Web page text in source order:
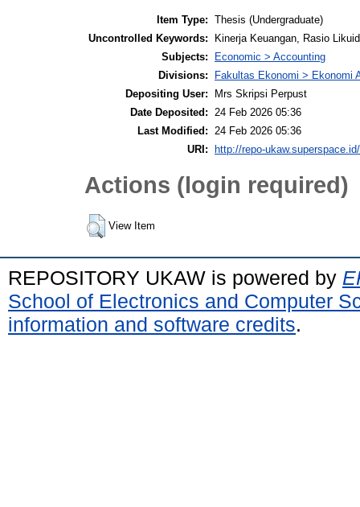
Item Type: Thesis (Undergraduate)
Uncontrolled Keywords:
Kinerja Keuangan, Rasio
Subjects:
Economic > Accounting
Divisions:
Fakultas Ekonomi > Ekonomi
Depositing User:
Mrs Skripsi Perpust
Date Deposited:
24 Feb 2026 05:36
Last Modified:
24 Feb 2026 05:36
URI:
http://repo-
Actions (login required)
View Item
REPOSITORY UKAW is powered by
School of Electronics and Computer
information and software credits.